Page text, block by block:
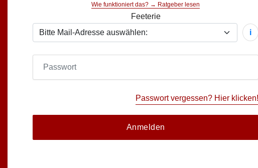
Wie funktioniert das? → Ratgeber lesen
Feeterie
i
Passwort vergessen? Hier klicken!
Anmelden